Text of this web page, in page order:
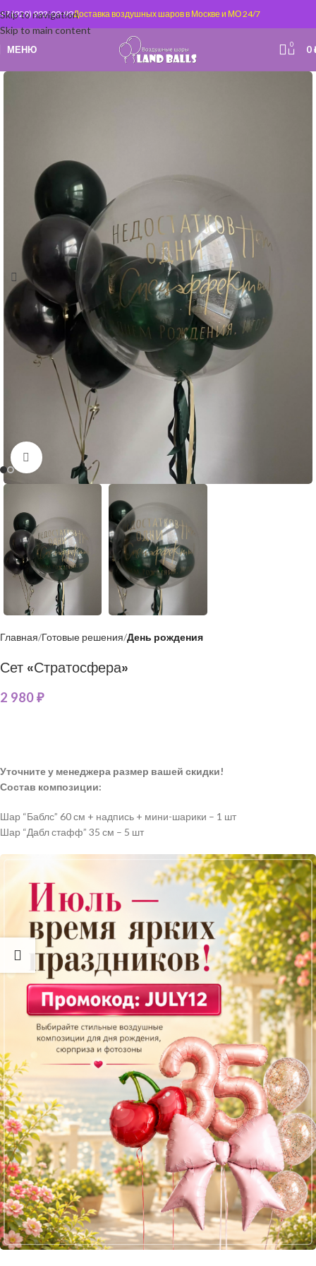
Skip to navigation
Skip to main content
+7 (929) 992-09-99Доставка воздушных шаров в Москве и МО 24/7
МЕНЮ 0 0
Нажмите, чтобы увеличить
Главная Готовые решения День рождения
Сет «Стратосфера»
2 980₽
Уточните у менеджера размер вашей скидки!
Состав композиции:
Шар “Баблс” 60 см + надпись + мини-шарики – 1 шт
Шар “Дабл стафф” 35 см – 5 шт